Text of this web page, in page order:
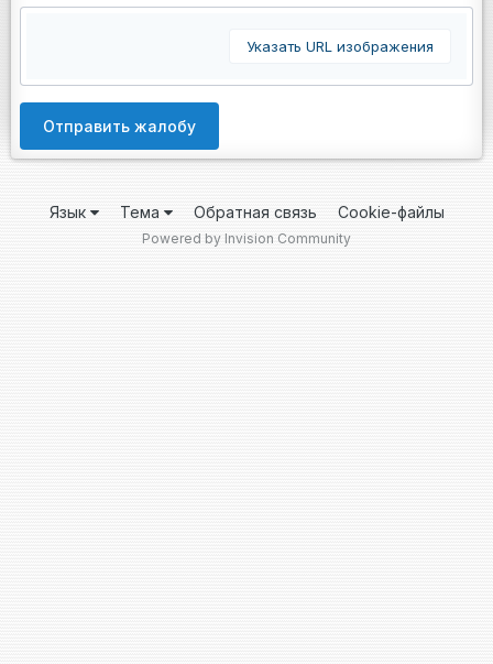
Указать URL изображения
Отправить жалобу
Язык Тема Обратная связь Cookie-файлы
Powered by Invision Community